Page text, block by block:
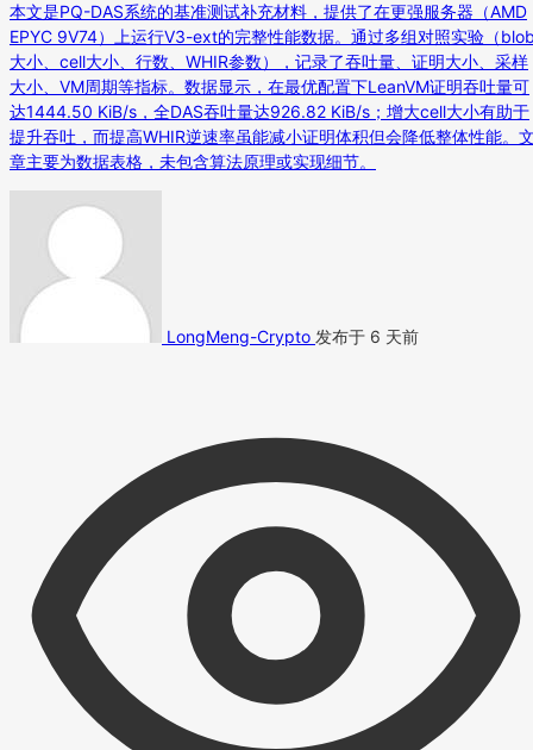
本文是PQ-DAS系统的基准测试补充材料，提供了在更强服务器（AMD
EPYC 9V74）上运行V3-ext的完整性能数据。通过多组对照实验（
大小、cell大小、行数、WHIR参数），记录了吞吐量、证明大小、采样
大小、VM周期等指标。数据显示，在最优配置下LeanVM证明吞吐量可
达1444.50 KiB/s，全DAS吞吐量达926.82 KiB/s；增大cell大小有助于
提升吞吐，而提高WHIR逆速率虽能减小证明体积但会降低整体性能。
章主要为数据表格，未包含算法原理或实现细节。
LongMeng-Crypto 发布于 6 天前